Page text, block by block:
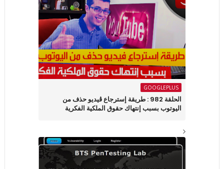
GOOGLEPLUS
الحلقة 982 : طريقة إسترجاع ڤيديو حذف من
اليوتوب بسبب إنتهاك حقوق الملكية الفكرية